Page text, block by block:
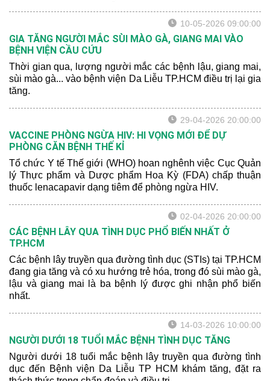
10-05-2026 09:00:00
GIA TĂNG NGƯỜI MẮC SÙI MÀO GÀ, GIANG MAI VÀO
BỆNH VIỆN CẦU CỨU
Thời gian qua, lượng người mắc các bệnh lậu, giang mai,
sùi mào gà... vào bệnh viện Da Liễu TP.HCM điều trị lại gia
tăng.
29-04-2026 20:00:00
VACCINE PHÒNG NGỪA HIV: HI VỌNG MỚI ĐỂ DỰ
PHÒNG CĂN BỆNH THẾ KỈ
Tổ chức Y tế Thế giới (WHO) hoan nghênh việc Cục Quản
lý Thực phẩm và Dược phẩm Hoa Kỳ (FDA) chấp thuận
thuốc lenacapavir dạng tiêm để phòng ngừa HIV.
02-04-2026 20:00:00
CÁC BỆNH LÂY QUA TÌNH DỤC PHỔ BIẾN NHẤT Ở
TP.HCM
Các bệnh lây truyền qua đường tình dục (STIs) tại TP.HCM
đang gia tăng và có xu hướng trẻ hóa, trong đó sùi mào gà,
lậu và giang mai là ba bệnh lý được ghi nhận phổ biến
nhất.
14-03-2026 10:00:00
NGƯỜI DƯỚI 18 TUỔI MẮC BỆNH TÌNH DỤC TĂNG
Người dưới 18 tuổi mắc bệnh lây truyền qua đường tình
dục đến Bệnh viện Da Liễu TP HCM khám tăng, đặt ra